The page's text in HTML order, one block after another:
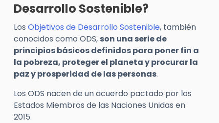
Desarrollo Sostenible?
Los Objetivos de Desarrollo Sostenible, también
conocidos como ODS, son una serie de
principios básicos definidos para poner fin a
la pobreza, proteger el planeta y procurar la
paz y prosperidad de las personas.
Los ODS nacen de un acuerdo pactado por los
Estados Miembros de las Naciones Unidas en
2015.